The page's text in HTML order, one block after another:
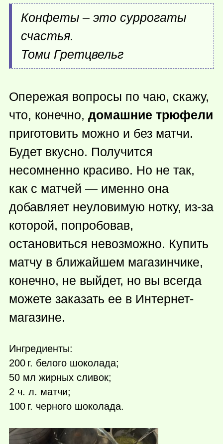
Конфеты – это суррогаты
счастья.
Томи Гретцвельг
Опережая вопросы по чаю, скажу,
что, конечно, домашние трюфели
приготовить можно и без матчи.
Будет вкусно. Получится
несомненно красиво. Но не так,
как с матчей — именно она
добавляет неуловимую нотку, из-за
которой, попробовав,
остановиться невозможно. Купить
матчу в ближайшем магазинчике,
конечно, не выйдет, но вы всегда
можете заказать ее в Интернет-
магазине.
Ингредиенты:
200 г. белого шоколада;
50 мл жирных сливок;
2 ч. л. матчи;
100 г. черного шоколада.